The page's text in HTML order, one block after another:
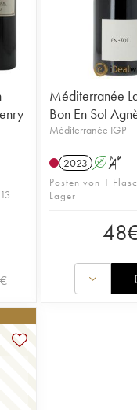
€
Méditerranée
Bon En Sol
Méditerranée IGP
2023 A S
Posten von 1
Lager
48